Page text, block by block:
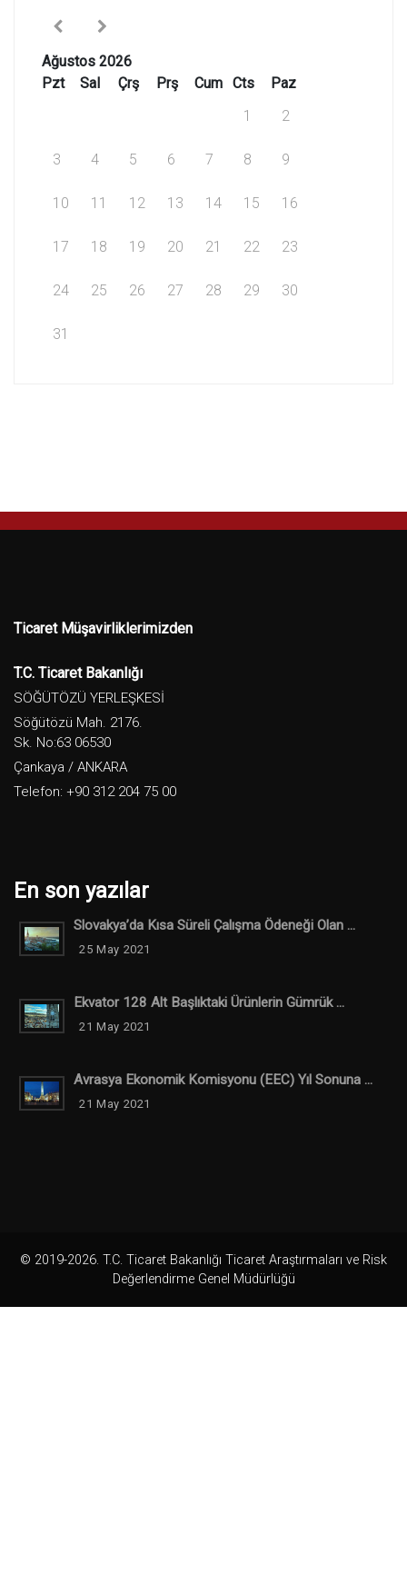
Ağustos 2026
Pzt
Sal Çrş Prş Cum Cts
Paz
1
2
3 4 5 6 7 8 9
10 11 12 13 14 15 16
17 18 19 20 21 22 23
24 25 26 27 28 29 30
31
Ticaret Müşavirliklerimizden
T.C. Ticaret Bakanlığı
SÖĞÜTÖZÜ YERLEŞKESİ
Söğütözü Mah. 2176.
Sk. No:63 06530
Çankaya / ANKARA
Telefon: +90 312 204 75 00
En son yazılar
Slovakya’da Kısa Süreli Çalışma Ödeneği Olan ...
25 May 2021
Ekvator 128 Alt Başlıktaki Ürünlerin Gümrük ...
21 May 2021
Avrasya Ekonomik Komisyonu (EEC) Yıl Sonuna ...
21 May 2021
© 2019-2026. T.C. Ticaret Bakanlığı Ticaret Araştırmaları ve Risk
Değerlendirme Genel Müdürlüğü